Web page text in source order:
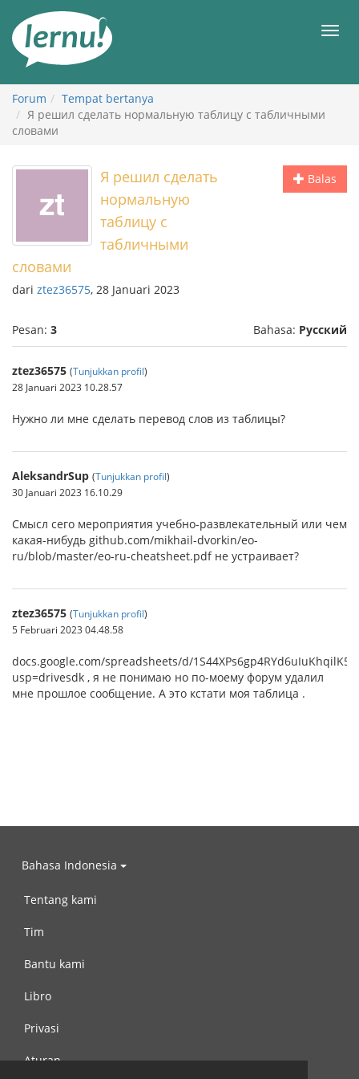
daftar
Forum
Tempat bertanya
Я решил сделать нормальную таблицу с табличными
словами
Balas
Я решил сделать
нормальную
таблицу с
табличными
словами
dari ztez36575, 28 Januari 2023
Pesan: 3 Bahasa: Русский
ztez36575 (Tunjukkan profil)
28 Januari 2023 10.28.57
Нужно ли мне сделать перевод слов из таблицы?
AleksandrSup (Tunjukkan profil)
30 Januari 2023 16.10.29
Смысл сего мероприятия учебно-развлекательный или чем
какая-нибудь github.com/mikhail-dvorkin/eo-
ru/blob/master/eo-ru-cheatsheet.pdf не устраивает?
ztez36575 (Tunjukkan profil)
5 Februari 2023 04.48.58
docs.google.com/spreadsheets/d/
usp=drivesdk , я не понимаю но по-моему форум удалил
мне прошлое сообщение. А это кстати моя таблица .
Bahasa Indonesia
Tentang kami
Tim
Bantu kami
Libro
Privasi
Aturan